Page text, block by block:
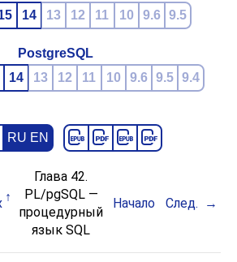
14 13 12 11 10 9.6 9.5
PostgreSQL
14 13 12 11 10 9.6 9.5 9.4
RU EN
Глава 42.
PL/pgSQL—
процедурный
язык SQL
Начало След.